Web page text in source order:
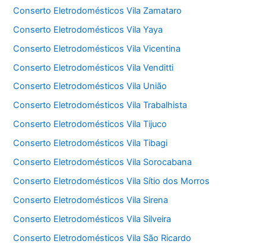
Conserto Eletrodomésticos Vila Zamataro
Conserto Eletrodomésticos Vila Yaya
Conserto Eletrodomésticos Vila Vicentina
Conserto Eletrodomésticos Vila Venditti
Conserto Eletrodomésticos Vila União
Conserto Eletrodomésticos Vila Trabalhista
Conserto Eletrodomésticos Vila Tijuco
Conserto Eletrodomésticos Vila Tibagi
Conserto Eletrodomésticos Vila Sorocabana
Conserto Eletrodomésticos Vila Sítio dos Morros
Conserto Eletrodomésticos Vila Sirena
Conserto Eletrodomésticos Vila Silveira
Conserto Eletrodomésticos Vila São Ricardo